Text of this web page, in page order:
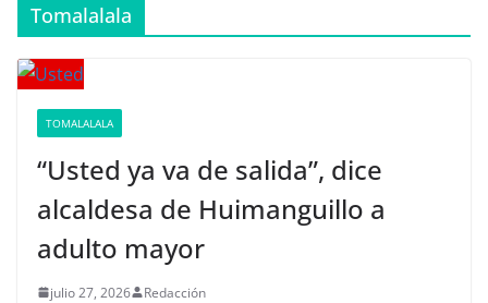
Tomalalala
TOMALALALA
“Usted ya va de salida”, dice
alcaldesa de Huimanguillo a
adulto mayor
julio 27, 2026 Redacción